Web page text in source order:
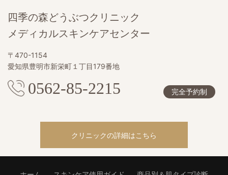
四季の森どうぶつクリニック
メディカルスキンケアセンター
〒470-1154
愛知県豊明市新栄町１丁目179番地
0562-85-2215 完全予約制
クリニックの詳細はこちら